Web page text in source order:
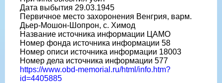
Дата выбытия 29.03.1945
Первичное место захоронения Венгрия, варм.
Дьер-Мошон-Шопрон, с. Химод
Название источника информации ЦАМО
Номер фонда источника информации 58
Номер описи источника информации 18003
Номер дела источника информации 577
https://www.obd-memorial.ru/html/info.htm?
id=4405885